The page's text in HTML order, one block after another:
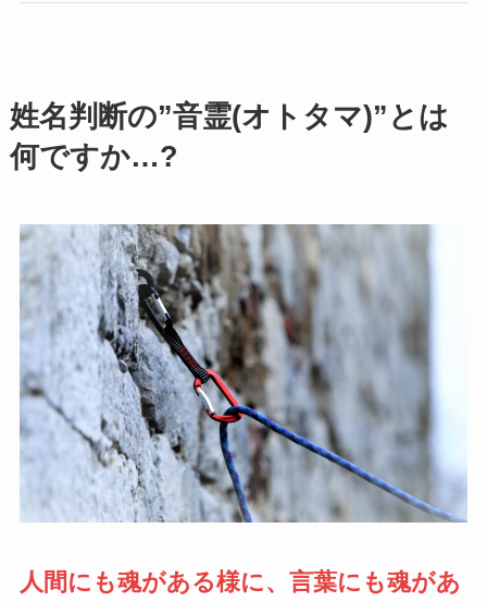
姓名判断の”音霊(オトタマ)”とは
何ですか…?
人間にも魂がある様に、言葉にも魂があ